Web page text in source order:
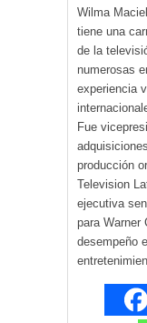
Wilma
tiene una
de la
numerosas
experiencia
Fue
producción
Television
ejecutiva
para Warner
desempeño